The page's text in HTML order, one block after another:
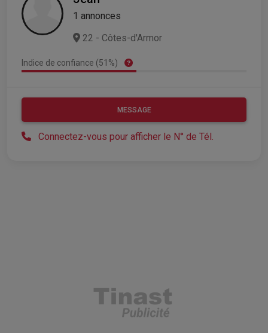
1 annonces
22 - Côtes-d'Armor
Indice de confiance (51%)
MESSAGE
Connectez-vous pour afficher le N° de Tél.